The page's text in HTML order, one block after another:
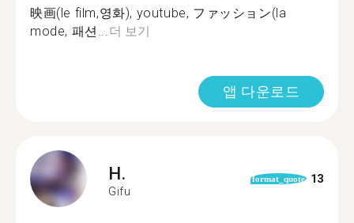
映画(le film,영화), youtube, ファッション(la
mode, 패션...더 보기
앱 다운로드
H.
Gifu
format_quote 13